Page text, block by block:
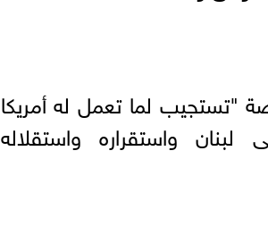
"تستجيب لما تعمل له أمريكا
واستقراره واستقلاله